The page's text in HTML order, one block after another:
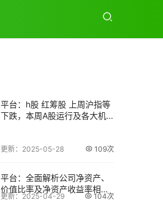
平台：h股 红筹股 上周沪指等
下跌，本周A股运行及各大机
更新：2025-05-28 109次
平台：全面解析公司净资产、
价值比率及净资产收益率相关
要点
更新：2025-04-29 104次